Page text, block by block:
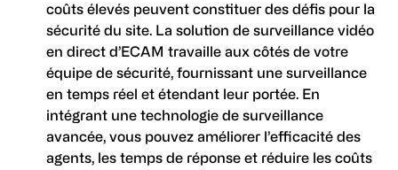
coûts élevés peuvent constituer des défis pour la
sécurité du site. La solution de surveillance vidéo
en direct d’ECAM travaille aux côtés de votre
équipe de sécurité, fournissant une surveillance
en temps réel et étendant leur portée. En
intégrant une technologie de surveillance
avancée, vous pouvez améliorer l’efficacité des
agents, les temps de réponse et réduire les coûts